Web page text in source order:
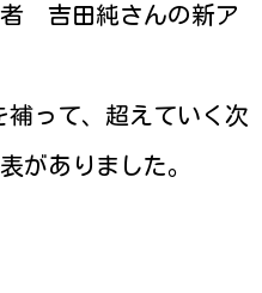
者 吉田純さんの新ア
って、超えていく次
がありました。